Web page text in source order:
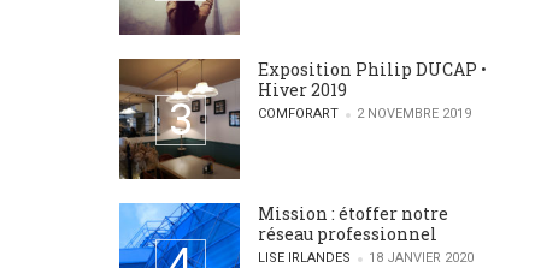
Exposition Philip DUCAP •
Hiver 2019
POSTED BY
COMFORART 2 NOVEMBRE 2019
Mission : étoffer notre
réseau professionnel
POSTED BY
LISE IRLANDES 18 JANVIER 2020